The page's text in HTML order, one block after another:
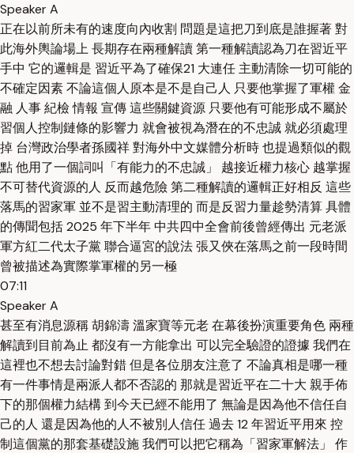
Speaker A
正在以前所未有的速度向內收割 問題是這把刀到底是誰握著 對
此海外輿論場上 長期存在兩種解讀 第一種解讀認為刀在習近平
手中 它的邏輯是 習近平為了確保21 大連任 主動清除一切可能的
不確定因素 不論這個人原本是不是自己人 只要他掌握了軍權 金
融 人事 紀檢 情報 宣傳 這些關鍵資源 只要他有可能形成不屬於
習個人控制鏈條的影響力 就會被視為潛在的不忠誠 就必須處理
掉 台灣政治學者孫國祥 對海外中文媒體分析時 也提過類似的觀
點 他用了一個詞叫「有能力的不忠誠」 越接近權力核心 越掌握
不可替代資源的人 反而越危險 第二種解讀的邏輯正好相反 這些
落馬的習家軍 並不是習主動清理的 而是反習力量趁勢清算 具體
的傳聞包括 2025 年下半年 中共四中全會前後曾經傳出 元老派
軍方紅二代太子黨 聯合逼宮的說法 張又俠在落馬之前一段時間
曾被描述為實際掌軍權的另一極
07:11
Speaker A
甚至有消息源稱 胡錦濤 溫家寶等元老 在幕後扮演重要角色 兩種
解讀到目前為止 都沒有一方能拿出 可以完全驗證的證據 我們在
這裡也不想去討論對錯 但是各位朋友注意了 不論真相是哪一種
有一件事情是兩派人都不否認的 那就是習近平在二十大 親手佈
下的那個權力結構 到今天已經不能用了 無論是因為他不信任自
己的人 還是因為他的人不被別人信任 過去 12 年習近平用來 控
制這個黨的那套基礎設施 我們可以把它稱為「習家軍解法」 作